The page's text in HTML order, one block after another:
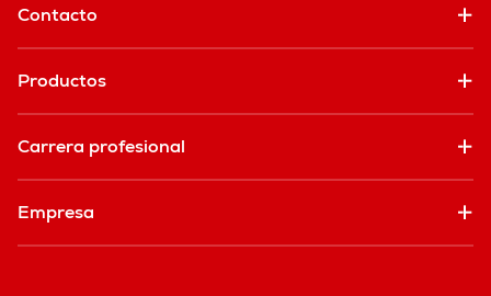
Contacto
Productos
Carrera profesional
Empresa